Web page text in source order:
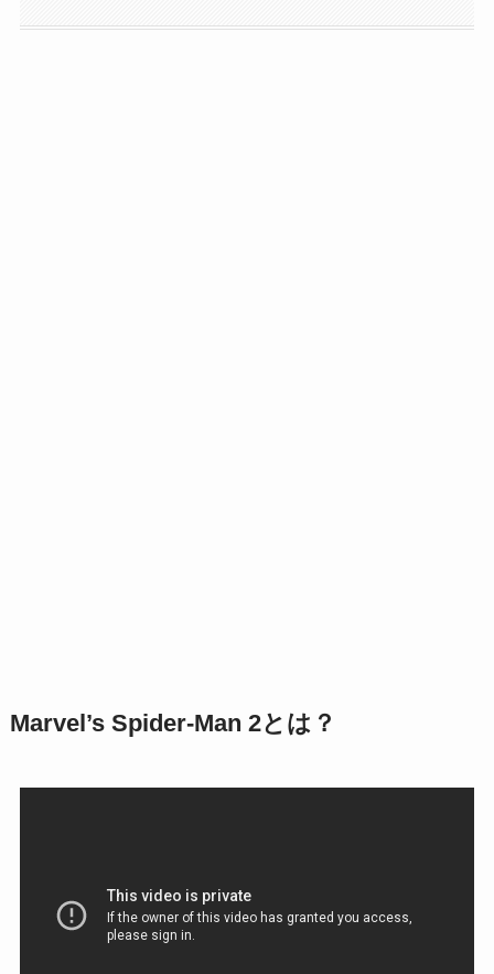
Marvel’s Spider-Man 2とは？